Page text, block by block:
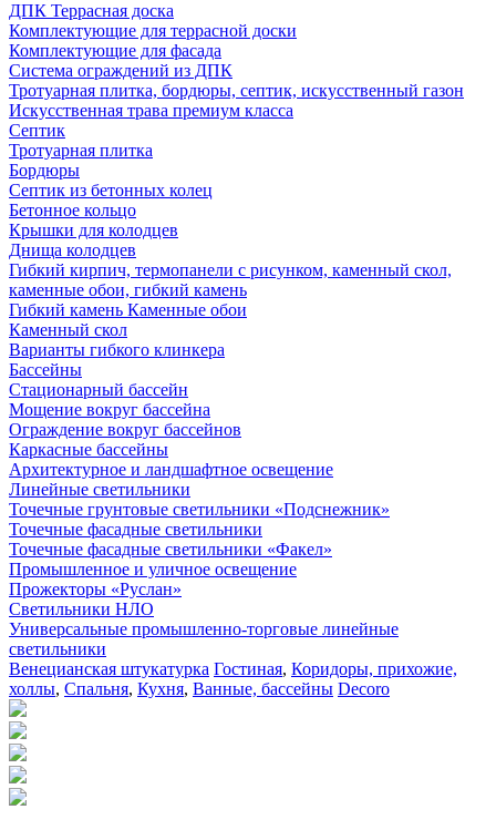
ДПК Террасная доска
Комплектующие для террасной доски
Комплектующие для фасада
Система ограждений из ДПК
Тротуарная плитка, бордюры, септик, искусственный газон
Искусственная трава премиум класса
Септик
Тротуарная плитка
Бордюры
Септик из бетонных колец
Бетонное кольцо
Крышки для колодцев
Днища колодцев
Гибкий кирпич, термопанели с рисунком, каменный скол,
каменные обои, гибкий камень
Гибкий камень Каменные обои
Каменный скол
Варианты гибкого клинкера
Бассейны
Стационарный бассейн
Мощение вокруг бассейна
Ограждение вокруг бассейнов
Каркасные бассейны
Архитектурное и ландшафтное освещение
Линейные светильники
Точечные грунтовые светильники «Подснежник»
Точечные фасадные светильники
Точечные фасадные светильники «Факел»
Промышленное и уличное освещение
Прожекторы «Руслан»
Светильники НЛО
Универсальные промышленно-торговые линейные
светильники
Венецианская штукатурка Гостиная, Коридоры, прихожие,
холлы, Спальня, Кухня, Ванные, бассейны Decoro